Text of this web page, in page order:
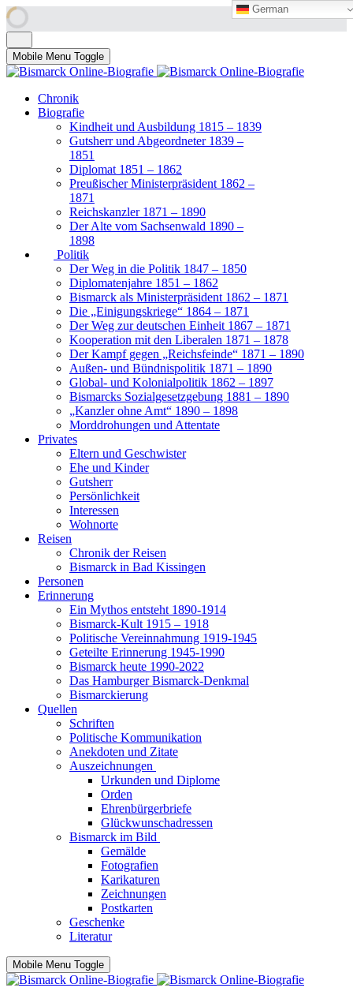
Mobile Menu Toggle
Chronik
Biografie
Kindheit und Ausbildung 1815 – 1839
Gutsherr und Abgeordneter 1839 –
1851
Diplomat 1851 – 1862
Preußischer Ministerpräsident 1862 –
1871
Reichskanzler 1871 – 1890
Der Alte vom Sachsenwald 1890 –
1898
Politik
Der Weg in die Politik 1847 – 1850
Diplomatenjahre 1851 – 1862
Bismarck als Ministerpräsident 1862 – 1871
Die „Einigungskriege“ 1864 – 1871
Der Weg zur deutschen Einheit 1867 – 1871
Kooperation mit den Liberalen 1871 – 1878
Der Kampf gegen „Reichsfeinde“ 1871 – 1890
Außen- und Bündnispolitik 1871 – 1890
Global- und Kolonialpolitik 1862 – 1897
Bismarcks Sozialgesetzgebung 1881 – 1890
„Kanzler ohne Amt“ 1890 – 1898
Morddrohungen und Attentate
Privates
Eltern und Geschwister
Ehe und Kinder
Gutsherr
Persönlichkeit
Interessen
Wohnorte
Reisen
Chronik der Reisen
Bismarck in Bad Kissingen
Personen
Erinnerung
Ein Mythos entsteht 1890-1914
Bismarck-Kult 1915 – 1918
Politische Vereinnahmung 1919-1945
Geteilte Erinnerung 1945-1990
Bismarck heute 1990-2022
Das Hamburger Bismarck-Denkmal
Bismarckierung
Quellen
Schriften
Politische Kommunikation
Anekdoten und Zitate
Auszeichnungen
Urkunden und Diplome
Orden
Ehrenbürgerbriefe
Glückwunschadressen
Bismarck im Bild
Gemälde
Fotografien
Karikaturen
Zeichnungen
Postkarten
Geschenke
Literatur
German
Mobile Menu Toggle
German